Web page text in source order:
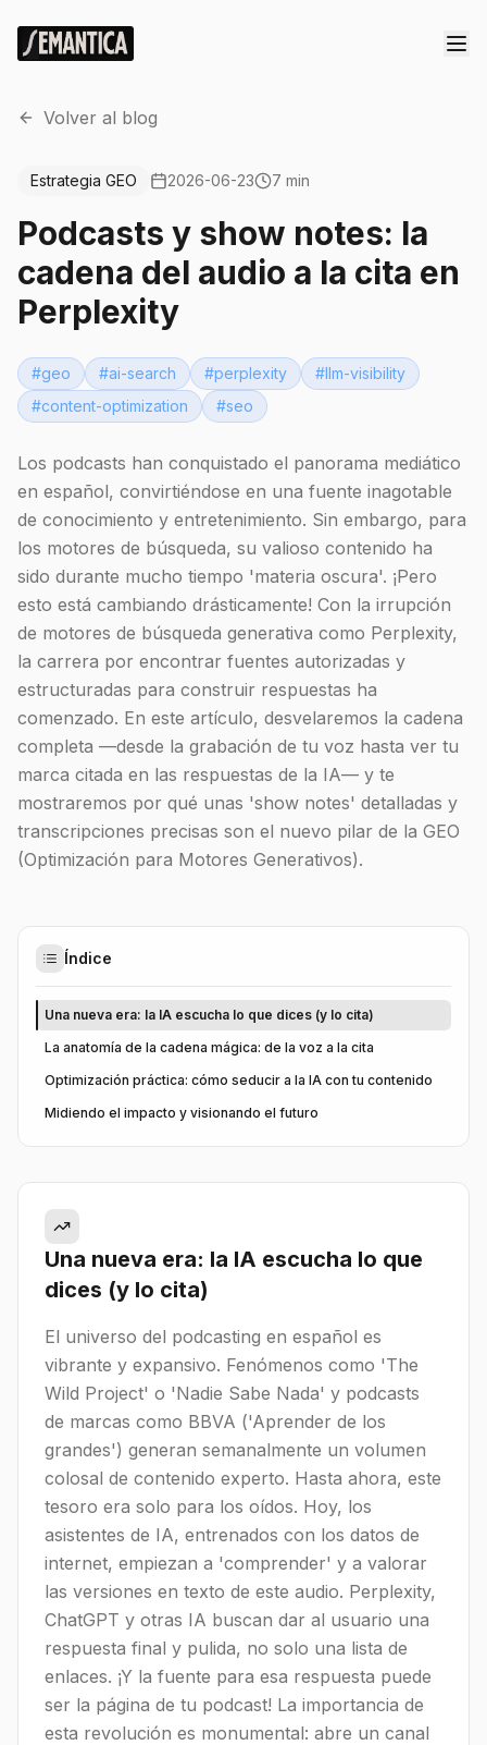
Volver al blog
Estrategia GEO 2026-06-23 7 min
Podcasts y show notes: la
cadena del audio a la cita en
Perplexity
#geo #ai-search #perplexity #llm-visibility
#content-optimization #seo
Los podcasts han conquistado el panorama mediático
en español, convirtiéndose en una fuente inagotable
de conocimiento y entretenimiento. Sin embargo, para
los motores de búsqueda, su valioso contenido ha
sido durante mucho tiempo 'materia oscura'. ¡Pero
esto está cambiando drásticamente! Con la irrupción
de motores de búsqueda generativa como Perplexity,
la carrera por encontrar fuentes autorizadas y
estructuradas para construir respuestas ha
comenzado. En este artículo, desvelaremos la cadena
completa —desde la grabación de tu voz hasta ver tu
marca citada en las respuestas de la IA— y te
mostraremos por qué unas 'show notes' detalladas y
transcripciones precisas son el nuevo pilar de la GEO
(Optimización para Motores Generativos).
Índice
Una nueva era: la IA escucha lo que dices (y lo cita)
La anatomía de la cadena mágica: de la voz a la cita
Optimización práctica: cómo seducir a la IA con tu contenido
Midiendo el impacto y visionando el futuro
Una nueva era: la IA escucha lo que
dices (y lo cita)
El universo del podcasting en español es
vibrante y expansivo. Fenómenos como 'The
Wild Project' o 'Nadie Sabe Nada' y podcasts
de marcas como BBVA ('Aprender de los
grandes') generan semanalmente un volumen
colosal de contenido experto. Hasta ahora, este
tesoro era solo para los oídos. Hoy, los
asistentes de IA, entrenados con los datos de
internet, empiezan a 'comprender' y a valorar
las versiones en texto de este audio. Perplexity,
ChatGPT y otras IA buscan dar al usuario una
respuesta final y pulida, no solo una lista de
enlaces. ¡Y la fuente para esa respuesta puede
ser la página de tu podcast! La importancia de
esta revolución es monumental: abre un canal